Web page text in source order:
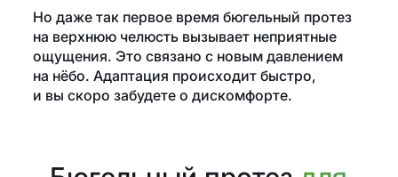
Но даже так первое время бюгельный протез
на верхнюю челюсть вызывает неприятные
ощущения. Это связано с новым давлением
на нёбо. Адаптация происходит быстро,
и вы скоро забудете о дискомфорте.